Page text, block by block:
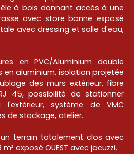
à bois donnant accès à une
avec store banne exposé
avec dressing et salle d'eau,
en PVC/Aluminium double
aluminium, isolation projetée
des murs extérieur, fibre
45, possibilité de stationner
l'extérieur, système de VMC
de stockage, atelier.
terrain totalement clos avec
exposé OUEST avec jacuzzi.